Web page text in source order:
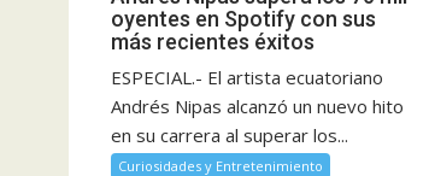
oyentes en Spotify con sus
más recientes éxitos
ESPECIAL.- El artista ecuatoriano
Andrés Nipas alcanzó un nuevo hito
en su carrera al superar los...
Curiosidades y Entretenimiento